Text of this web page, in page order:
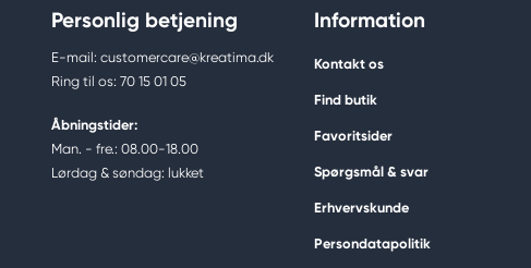
Personlig betjening
E-mail: customercare@kreatima.dk
Ring til os: 70 15 01 05
Åbningstider:
Man. - fre.: 08.00-18.00
Lørdag & søndag: lukket
Information
Kontakt os
Find butik
Favoritsider
Spørgsmål & svar
Erhvervskunde
Persondatapolitik